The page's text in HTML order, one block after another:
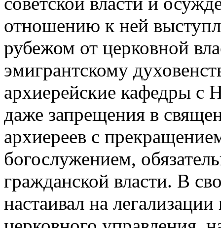
отношению к ней
рубежом от церковной
эмигрантскому
архиерейские кафедры с
даже запрещения в
архиереев с
богослужением,
гражданской власти. В
настаивал на